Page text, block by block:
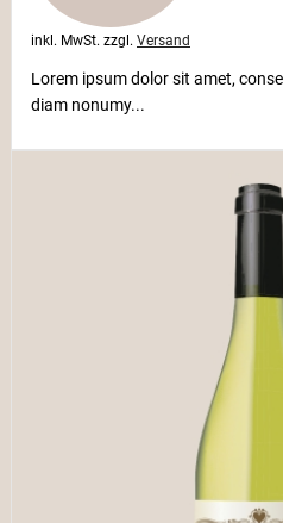
inkl. MwSt. zzgl. Versand
Lorem ipsum dolor sit amet,
diam nonumy...